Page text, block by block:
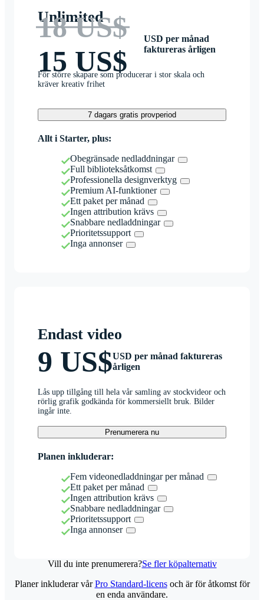
Unlimited
18 US$
15 US$
USD per månad
faktureras årligen
För större skapare som producerar i stor skala och
kräver kreativ frihet
7 dagars gratis provperiod
Allt i Starter, plus:
Obegränsade nedladdningar
Full biblioteksåtkomst
Professionella designverktyg
Premium AI-funktioner
Ett paket per månad
Ingen attribution krävs
Snabbare nedladdningar
Prioritetssupport
Inga annonser
Endast video
9 US$USD per månad faktureras
årligen
Lås upp tillgång till hela vår samling av stockvideor och
rörlig grafik godkända för kommersiellt bruk. Bilder
ingår inte.
Prenumerera nu
Planen inkluderar:
Fem videonedladdningar per månad
Ett paket per månad
Ingen attribution krävs
Snabbare nedladdningar
Prioritetssupport
Inga annonser
Vill du inte prenumerera?Se fler köpalternativ
Planer inkluderar vårPro Standard-licensoch är för åtkomst för
en enda användare.